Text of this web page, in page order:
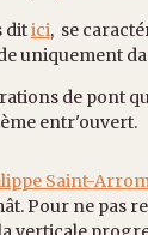
ditici, se
uniquement
de pont
entr'ouvert.
Saint-
Pour ne pas